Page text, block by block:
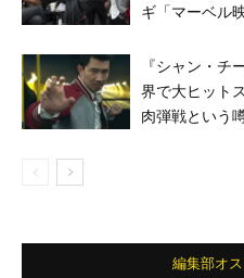
ギ「マーベル
『シャン・チ
界で大ヒット
肉弾戦という
編集部オ